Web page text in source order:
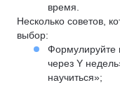
время.
Несколько советов,
выбор:
Формулируйте
через Y
научиться»;